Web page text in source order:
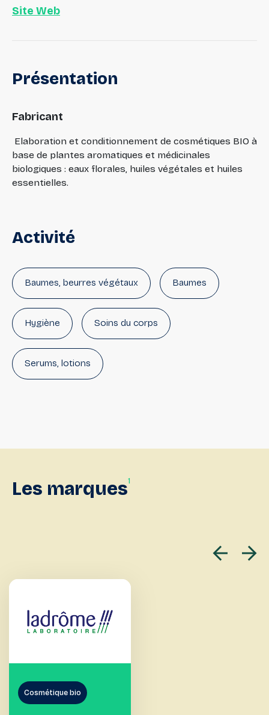
Site Web
Présentation
Fabricant
Elaboration et conditionnement de cosmétiques BIO à
base de plantes aromatiques et médicinales
biologiques : eaux florales, huiles végétales et huiles
essentielles.
Activité
Baumes, beurres végétaux Baumes
Hygiène Soins du corps
Serums, lotions
Les marques1
Cosmétique bio